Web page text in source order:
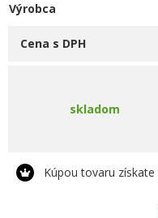
Výrobca
Cena s DPH
skladom
Kúpou tovaru získate